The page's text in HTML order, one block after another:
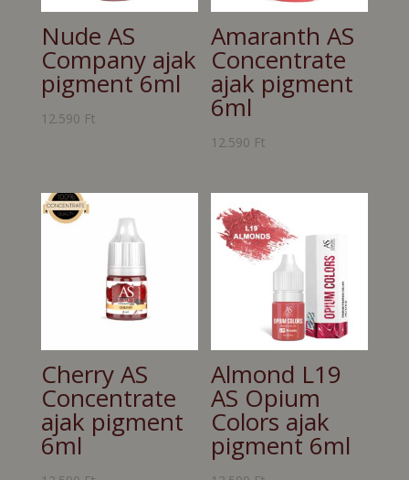
Nude AS
Company ajak
pigment 6ml
12.590 Ft
Amaranth AS
Concentrate
ajak pigment
6ml
12.590 Ft
Cherry AS
Concentrate
ajak pigment
6ml
Almond L19
AS Opium
Colors ajak
pigment 6ml